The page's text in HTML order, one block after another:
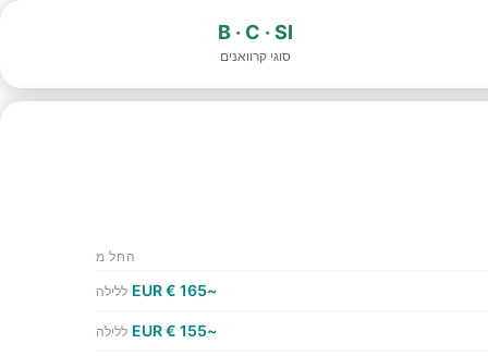
B · C · SI
סוגי קרוואנים
החל מ
~165 € EUR ללילה
~155 € EUR ללילה